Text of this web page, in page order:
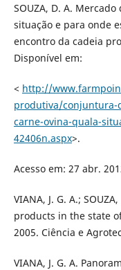
SOUZA, D. A.
situação e para onde
encontro da cadeia
Disponível em:
< http://
produtiva/conjuntura-
carne-ovina-quala-
42406n.aspx>.
Acesso em: 27 abr.
VIANA, J. G. A.;
products in the state
2005. Ciência e
VIANA, J. G. A.